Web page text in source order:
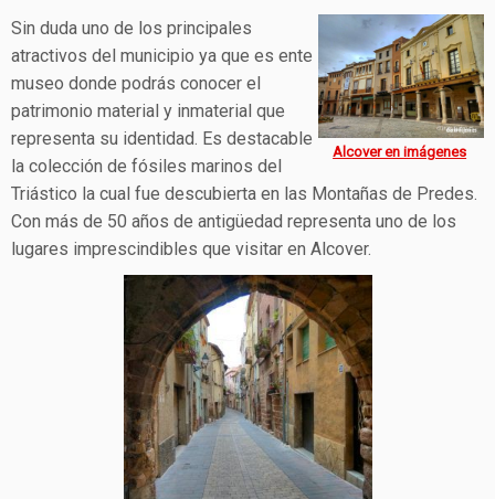
Alcover en imágenes
Sin duda uno de los principales
atractivos del municipio ya que es ente
museo donde podrás conocer el
patrimonio material y inmaterial que
representa su identidad. Es destacable
la colección de fósiles marinos del
Triástico la cual fue descubierta en las Montañas de Predes.
Con más de 50 años de antigüedad representa uno de los
lugares imprescindibles que visitar en Alcover.